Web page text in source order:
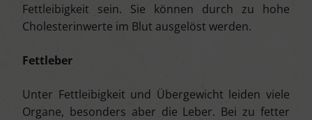
Fettleibigkeit sein. Sie können durch zu hohe
Cholesterinwerte im Blut ausgelöst werden.
Fettleber
Unter Fettleibigkeit und Übergewicht leiden viele
Organe, besonders aber die Leber. Bei zu fetter